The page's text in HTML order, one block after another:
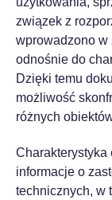
związek z
wprowadzono w
odnośnie do
Dzięki temu
możliwość
różnych
Charakterystyka
informacje o
technicznych, w